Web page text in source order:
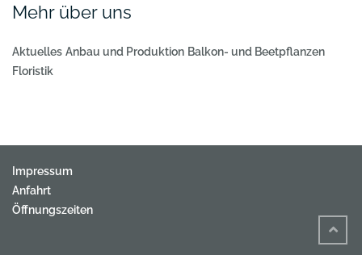
Mehr über uns
Aktuelles Anbau und Produktion Balkon- und Beetpflanzen
Floristik
Impressum
Anfahrt
Öffnungszeiten